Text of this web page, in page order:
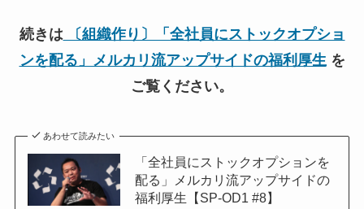
続きは〔組織作り〕「全社員にストックオプショ
ンを配る」メルカリ流アップサイドの福利厚生を
ご覧ください。
あわせて読みたい
「全社員にストックオプションを
配る」メルカリ流アップサイドの
福利厚生【SP-OD1 #8】